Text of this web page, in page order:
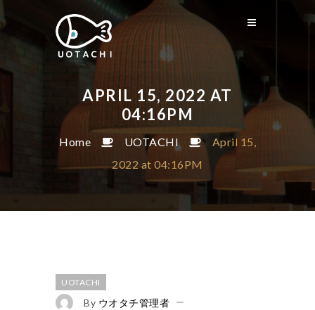
APRIL 15, 2022 AT
04:16PM
Home UOTACHI
April 15,
2022 at 04:16PM
UOTACHI
By ウオタチ管理者